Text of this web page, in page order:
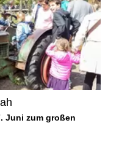
Juni zum großen